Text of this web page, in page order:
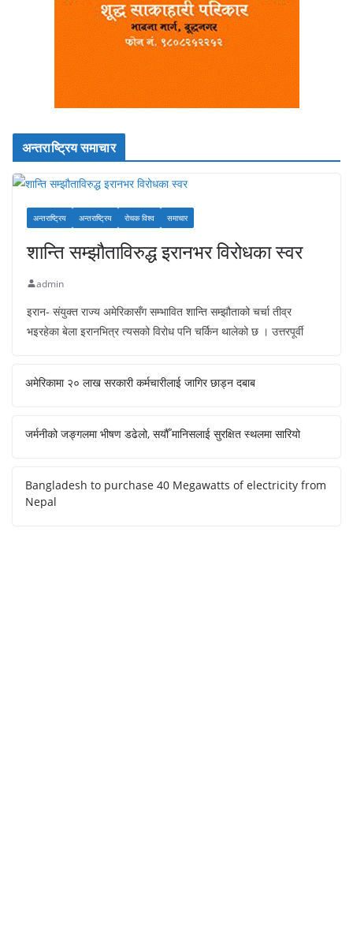
अन्तराष्ट्रिय समाचार
अन्तराष्ट्रिय अन्तराष्ट्रिय रोचक विश्व समाचार
शान्ति सम्झौताविरुद्ध इरानभर विरोधका स्वर
admin
इरान- संयुक्त राज्य अमेरिकासँग सम्भावित शान्ति सम्झौताको चर्चा तीव्र
भइरहेका बेला इरानभित्र त्यसको विरोध पनि चर्किन थालेको छ । उत्तरपूर्वी
अमेरिकामा २० लाख सरकारी कर्मचारीलाई जागिर छाड्न दबाब
जर्मनीको जङ्गलमा भीषण डढेलो, सयौँ मानिसलाई सुरक्षित स्थलमा सारियो
Bangladesh to purchase 40 Megawatts of electricity from
Nepal